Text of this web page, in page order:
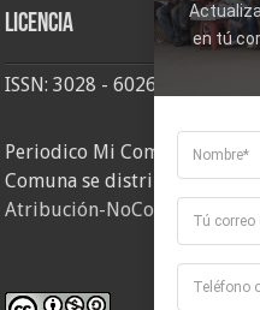
Licencia
ISSN: 3028 - 6026
Periodico Mi Comuna 2,
Comuna se distribuye bajo
Atribución-NoComercial-
en tú